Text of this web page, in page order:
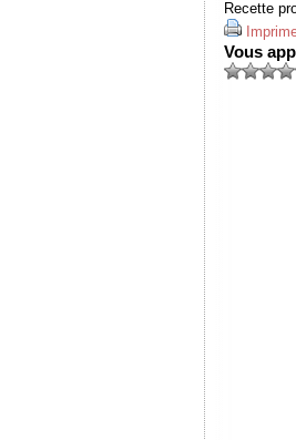
Recette
Vous